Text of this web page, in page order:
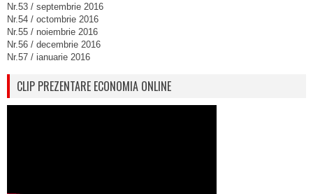
Nr.53 / septembrie 2016
Nr.54 / octombrie 2016
Nr.55 / noiembrie 2016
Nr.56 / decembrie 2016
Nr.57 / ianuarie 2016
CLIP PREZENTARE ECONOMIA ONLINE